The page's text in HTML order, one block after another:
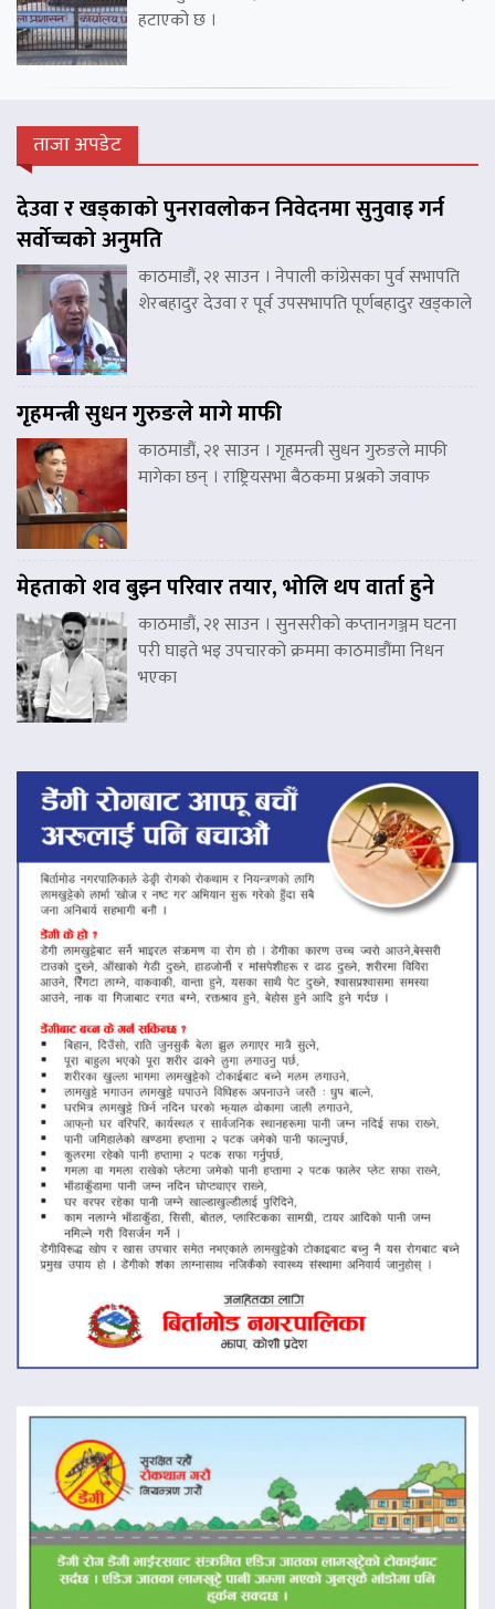
हटाएको छ ।
ताजा अपडेट
देउवा र खड्काको पुनरावलोकन निवेदनमा सुनुवाइ गर्न
सर्वोच्चको अनुमति
काठमाडौं, २१ साउन । नेपाली कांग्रेसका पुर्व सभापति
शेरबहादुर देउवा र पूर्व उपसभापति पूर्णबहादुर खड्काले
गृहमन्त्री सुधन गुरुङले मागे माफी
काठमाडौं, २१ साउन । गृहमन्त्री सुधन गुरुङले माफी
मागेका छन् । राष्ट्रियसभा बैठकमा प्रश्नको जवाफ
मेहताको शव बुझ्न परिवार तयार, भोलि थप वार्ता हुने
काठमाडौं, २१ साउन । सुनसरीको कप्तानगञ्जम घटना
परी घाइते भइ उपचारको क्रममा काठमाडौंमा निधन
भएका